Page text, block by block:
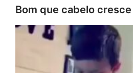
Bom que cabelo cresce